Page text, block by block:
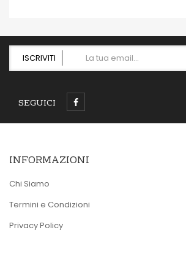
ISCRIVITI
SEGUICI
INFORMAZIONI
Chi Siamo
Termini e Condizioni
Privacy Policy